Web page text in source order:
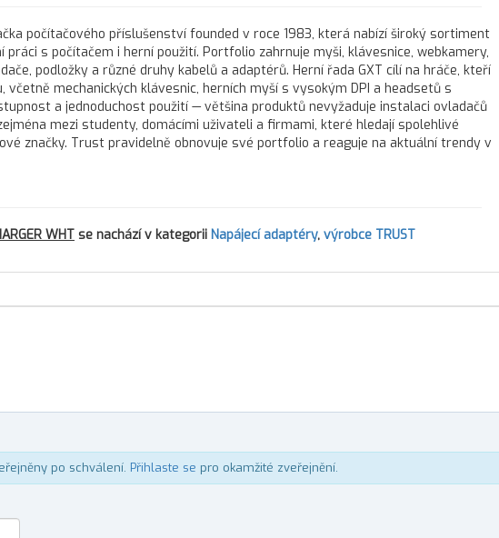
počítačového příslušenství founded v roce 1983, která nabízí široký sortiment
práci s počítačem i herní použití. Portfolio zahrnuje myši, klávesnice, webkamery,
podložky a různé druhy kabelů a adaptérů. Herní řada GXT cílí na hráče, kteří
mechanických klávesnic, herních myší s vysokým DPI a headsetů s
a jednoduchost použití — většina produktů nevyžaduje instalaci ovladačů
mezi studenty, domácími uživateli a firmami, které hledají spolehlivé
značky. Trust pravidelně obnovuje své portfolio a reaguje na aktuální trendy v
WHT se nachází v kategorii Napájecí adaptéry, výrobce TRUST
po schválení. Přihlaste se pro okamžité zveřejnění.